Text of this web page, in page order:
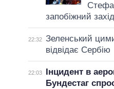
запобіжний
22:32 Зеленський
відвідає Сербію
22:03
Інцидент в
Бундестаг